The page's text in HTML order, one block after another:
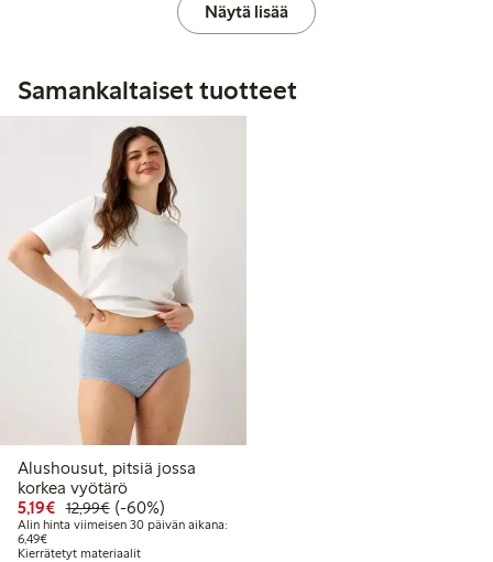
Näytä lisää
Samankaltaiset tuotteet
Alushousut, pitsiä jossa
korkea vyötärö
5,19€ Alennettu hinta: 5,19 €
12,99€Normaalihinta: 12,99 €
60% alennus
(-60%)
Alin hinta viimeisen 30 päivän aikana:
6,49€Alin hinta viimeisen 30 päivän aikana: 6,49 €
Kierrätetyt materiaalit